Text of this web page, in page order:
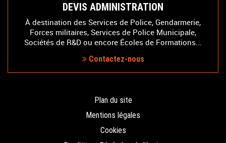
DEVIS ADMINISTRATION
À destination des Services de Police, Gendarmerie,
Forces militaires, Services de Police Municipale,
Sociétés de R&D ou encore Écoles de Formations...
Contactez-nous
Plan du site
Mentions légales
Cookies